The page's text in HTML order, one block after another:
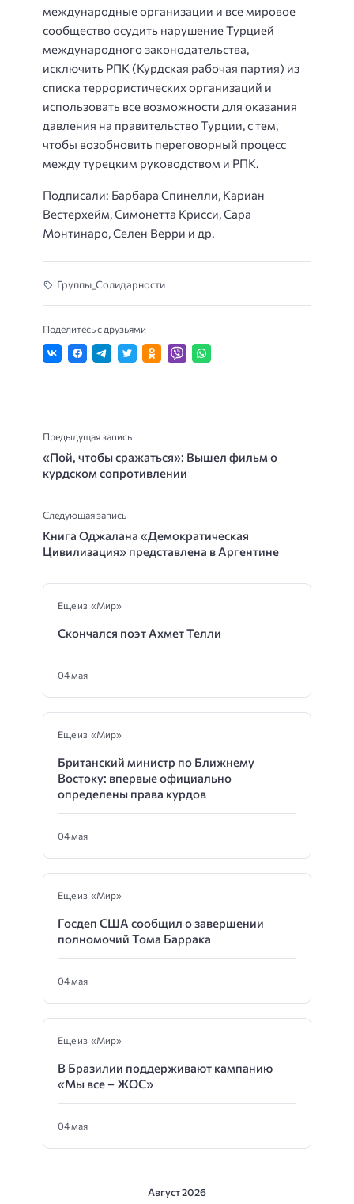
международные организации и все мировое
сообщество осудить нарушение Турцией
международного законодательства,
исключить РПК (Курдская рабочая партия) из
списка террористических организаций и
использовать все возможности для оказания
давления на правительство Турции, с тем,
чтобы возобновить переговорный процесс
между турецким руководством и РПК.
Подписали: Барбара Спинелли, Кариан
Вестерхейм, Симонетта Крисси, Сара
Монтинаро, Селен Верри и др.
Группы_Солидарности
Поделитесь с друзьями
Предыдущая запись
«Пой, чтобы сражаться»: Вышел фильм о
курдском сопротивлении
Следующая запись
Книга Оджалана «Демократическая
Цивилизация» представлена в Аргентине
Еще из «Мир»
Скончался поэт Ахмет Телли
04 мая
Еще из «Мир»
Британский министр по Ближнему
Востоку: впервые официально
определены права курдов
04 мая
Еще из «Мир»
Госдеп США сообщил о завершении
полномочий Тома Баррака
04 мая
Еще из «Мир»
В Бразилии поддерживают кампанию
«Мы все – ЖОС»
04 мая
Август 2026